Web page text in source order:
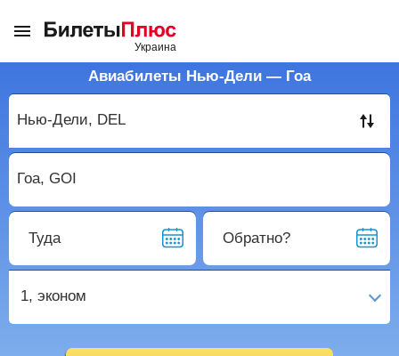
Авиабилеты Нью-Дели — Гоа
Туда Обратно?
1, эконом